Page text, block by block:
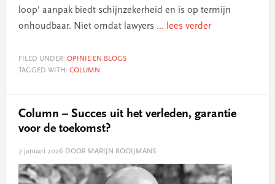
loop' aanpak biedt schijnzekerheid en is op termijn
onhoudbaar. Niet omdat lawyers ... lees verder
FILED UNDER: OPINIE EN BLOGS
TAGGED WITH: COLUMN
Column – Succes uit het verleden, garantie
voor de toekomst?
7 januari 2026 DOOR MARIJN ROOIJMANS